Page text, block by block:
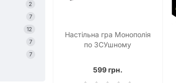
2
7
12
7
7
Настільна гра Монополія
по ЗСУшному
599 грн.